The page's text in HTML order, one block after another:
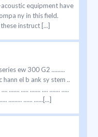
equipment have
ny in this field.
instruct [...]
ew 300 G2 .........
c hann el b ank sy stem ..
....... ..... ....... .... ....... .....
......... ...... ......[...]